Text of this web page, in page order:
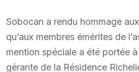
Sobocan a rendu hommage
qu’aux membres émérites de
mention spéciale a été portée
gérante de la Résidence